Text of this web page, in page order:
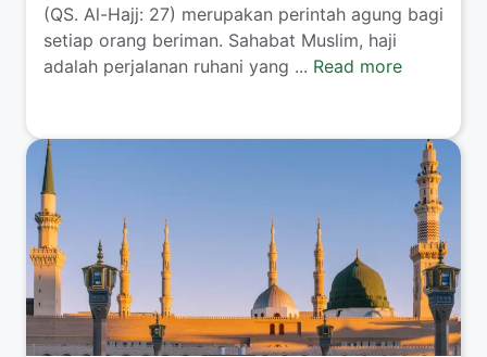
(QS. Al-Hajj: 27) merupakan perintah agung bagi
setiap orang beriman. Sahabat Muslim, haji
adalah perjalanan ruhani yang ... Read more